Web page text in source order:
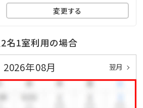
歳～5歳までとなります。
フおすすめ利用法★☆
泊前後に利用しちゃう⁉
変更する
名1室利用の場合
2026年08月 翌月